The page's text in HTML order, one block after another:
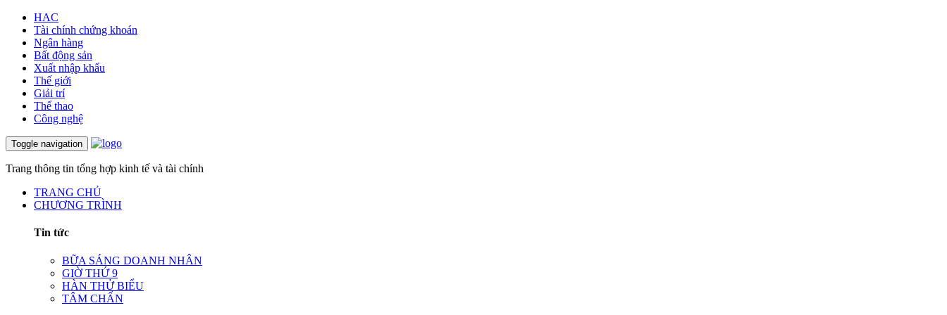
HAC
Tài chính chứng khoán
Ngân hàng
Bất động sản
Xuất nhập khẩu
Thế giới
Giải trí
Thể thao
Công nghệ
Toggle navigation
Trang thông tin tổng hợp kinh tế và tài chính
TRANG CHỦ
CHƯƠNG TRÌNH
Tin tức
BỮA SÁNG DOANH NHÂN
GIỜ THỨ 9
HÀN THỬ BIỂU
TÂM CHẤN